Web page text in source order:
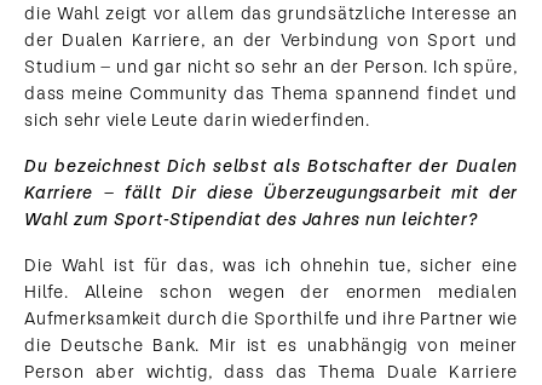
die Wahl zeigt vor allem das grundsätzliche Interesse an
der Dualen Karriere, an der Verbindung von Sport und
Studium – und gar nicht so sehr an der Person. Ich spüre,
dass meine Community das Thema spannend findet und
sich sehr viele Leute darin wiederfinden.
Du bezeichnest Dich selbst als Botschafter der Dualen
Karriere – fällt Dir diese Überzeugungsarbeit mit der
Wahl zum Sport-Stipendiat des Jahres nun leichter?
Die Wahl ist für das, was ich ohnehin tue, sicher eine
Hilfe. Alleine schon wegen der enormen medialen
Aufmerksamkeit durch die Sporthilfe und ihre Partner wie
die Deutsche Bank. Mir ist es unabhängig von meiner
Person aber wichtig, dass das Thema Duale Karriere